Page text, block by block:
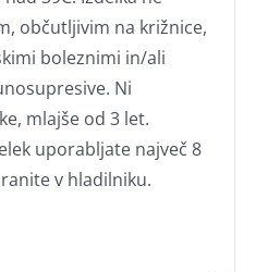
občutljivim na križnice,
boleznimi in/ali
Ni
mlajše od 3 let.
uporabljate največ 8
v hladilniku.